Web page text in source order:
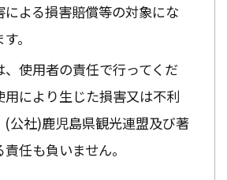
による損害賠償等の対象にな
。
使用者の責任で行ってくだ
用により生じた損害又は不利
(公社)鹿児島県観光連盟及び著
任も負いません。